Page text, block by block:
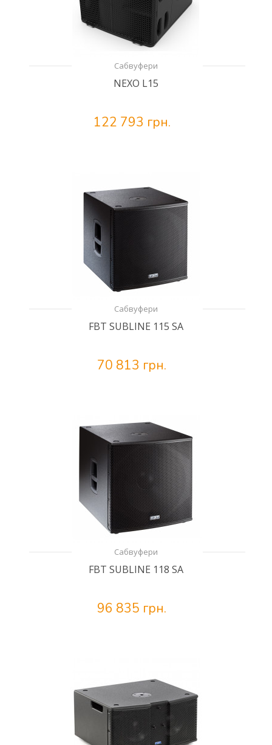
Сабвуфери
NEXO L15
122 793 грн.
Сабвуфери
FBT SUBLINE 115 SA
70 813 грн.
Сабвуфери
FBT SUBLINE 118 SA
96 835 грн.